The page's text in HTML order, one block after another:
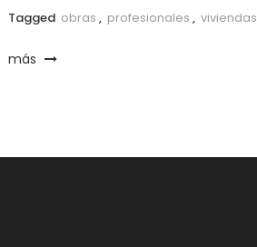
Tagged obras , profesionales , viviendas
más